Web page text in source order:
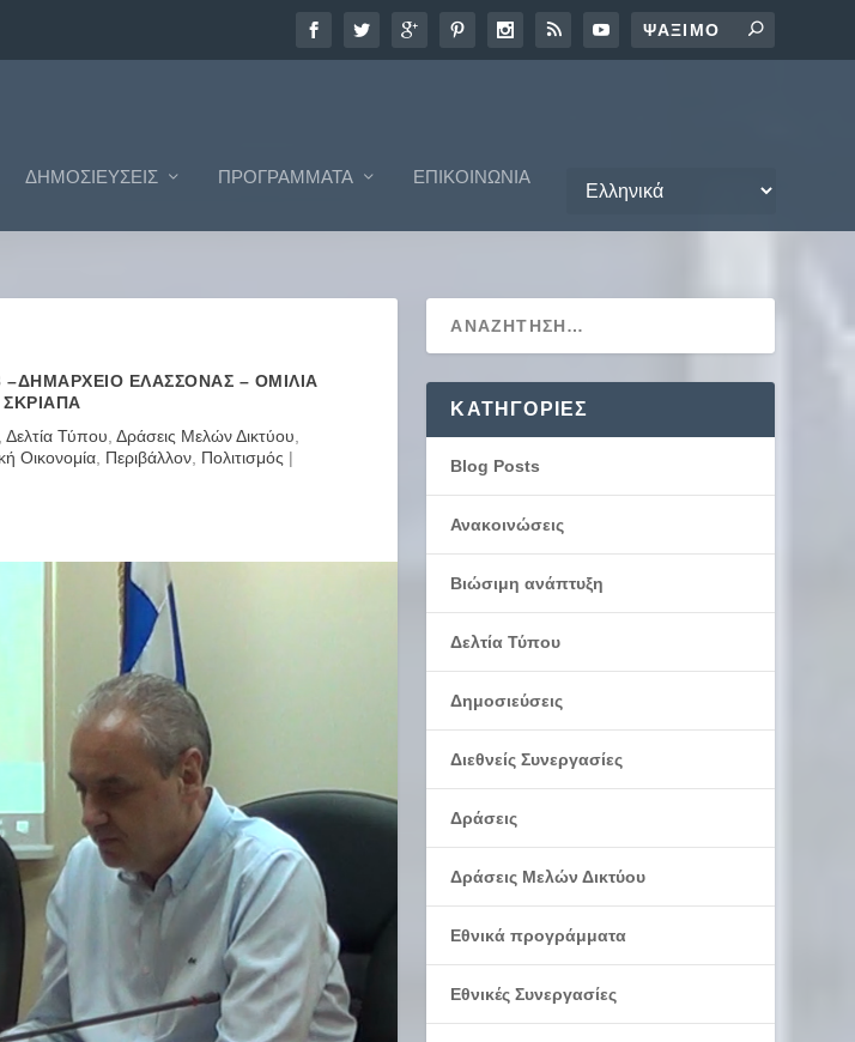
ΔΗΜΟΣΙΕΎΣΕΙΣ ΠΡΟΓΡΆΜΜΑΤΑ ΕΠΙΚΟΙΝΩΝΊΑ
–ΔΗΜΑΡΧΕΙΟ ΕΛΑΣΣΟΝΑΣ – ΟΜΙΛΙΑ
,Δελτία Τύπου ,Δράσεις Μελών Δικτύου
Οικονομία Περιβάλλον Πολιτισμός |
KΑΤΗΓΟΡΊΕΣ
Blog Posts
Ανακοινώσεις
Βιώσιμη ανάπτυξη
Δελτία Τύπου
Δημοσιεύσεις
Διεθνείς Συνεργασίες
Δράσεις
Δράσεις Μελών Δικτύου
Εθνικά προγράμματα
Εθνικές Συνεργασίες